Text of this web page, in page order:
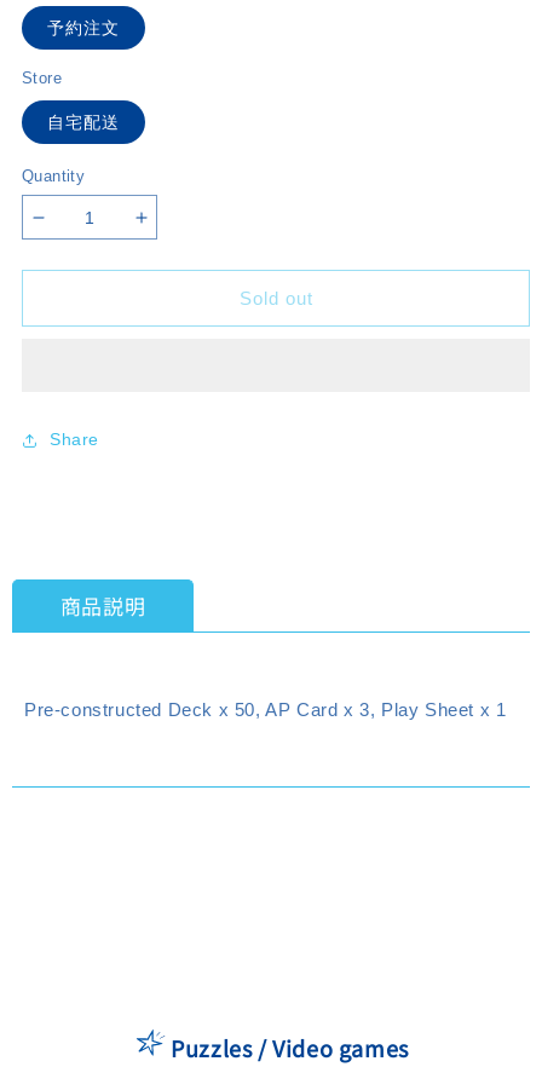
予約注文
Store
自宅配送
Quantity
Decrease
for
ARENA
of
Increase
for
ARENA
Sold out
Share
商品説明
Pre-constructed Deck x 50, AP Card x 3, Play Sheet x 1
Puzzles / Video games